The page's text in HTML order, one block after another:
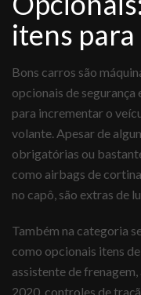
itens
Bons carros são
opcionais de segurança
para incrementar o
volante. Apesar de
obrigatórias ou
como airbags de
no capô, são extras de
Também na categoria
como opcionais itens
assistente de
2020, controles de